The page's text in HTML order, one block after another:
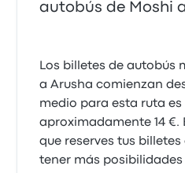
autobús de Moshi
Los billetes de autobús
a Arusha comienzan
medio para esta ruta es
aproximadamente 14 €.
que reserves tus
tener más